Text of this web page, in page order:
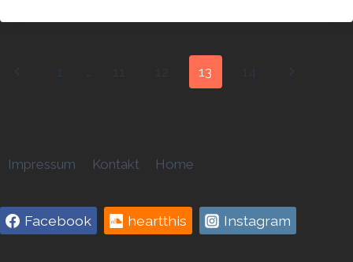
COLOURED
SOUL
Page
Previous1 … 11 12 13 14
Next
Impressum Kontakt Home
Facebook heartthis Instagram